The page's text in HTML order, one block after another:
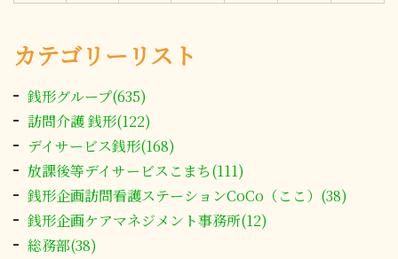
カテゴリーリスト
銭形グループ(635)
訪問介護 銭形(122)
デイサービス銭形(168)
放課後等デイサービスこまち(111)
銭形企画訪問看護ステーションCoCo（ここ）(38)
銭形企画ケアマネジメント事務所(12)
総務部(38)